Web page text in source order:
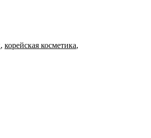
, корейская косметика,